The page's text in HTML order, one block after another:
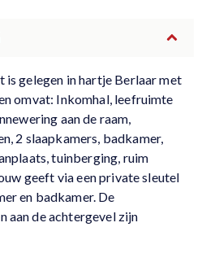
gelegen in hartje Berlaar met
omvat: Inkomhal, leefruimte
aan de raam,
2 slaapkamers, badkamer,
tuinberging, ruim
geeft via een private sleutel
en badkamer. De
aan de achtergevel zijn